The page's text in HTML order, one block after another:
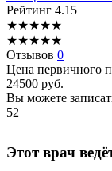
Рейтинг 4.15
★★★★★
★★★★★
Отзывов 0
Цена первичного
24500 руб.
Вы можете
52
Этот врач